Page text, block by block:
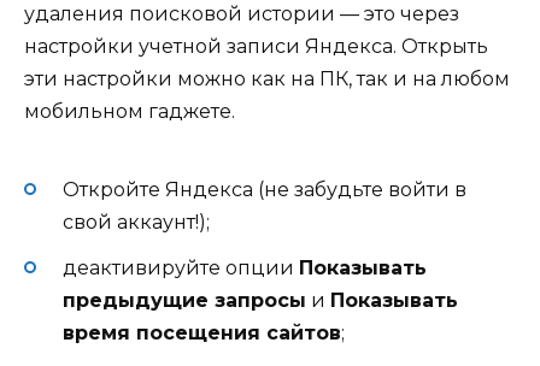
удаления поисковой истории — это через
настройки учетной записи Яндекса. Открыть
эти настройки можно как на ПК, так и на любом
мобильном гаджете.
Откройте Яндекса (не забудьте войти в
свой аккаунт!);
деактивируйте опции Показывать
предыдущие запросы и Показывать
время посещения сайтов;